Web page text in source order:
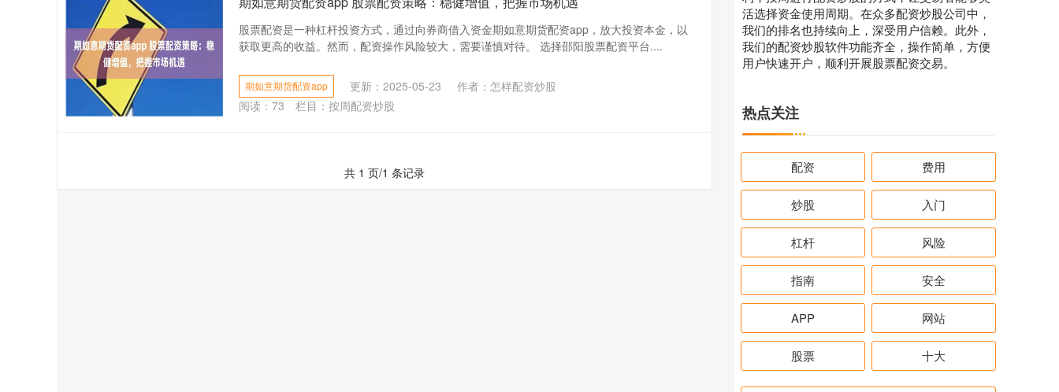
股票配资是一种杠杆投资方式，通过向券商借入资金期如意期货配资app，放大投资本金，以
获取更高的收益。然而，配资操作风险较大，需要谨慎对待。 选择邵阳股票配资平台....
期如意期货配资app 更新：2025-05-23
作者：怎样配资炒股
阅读： 73 栏目： 按周配资炒股
共 1 页/1 条记录
活选择资金使用周期。在众多配资炒股公司中，
我们的排名也持续向上，深受用户信赖。此外，
我们的配资炒股软件功能齐全，操作简单，方便
用户快速开户，顺利开展股票配资交易。
热点关注
配资 费用
炒股 入门
杠杆 风险
指南 安全
APP 网站
股票 十大